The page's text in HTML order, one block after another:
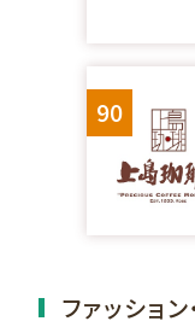
90
ファッショ